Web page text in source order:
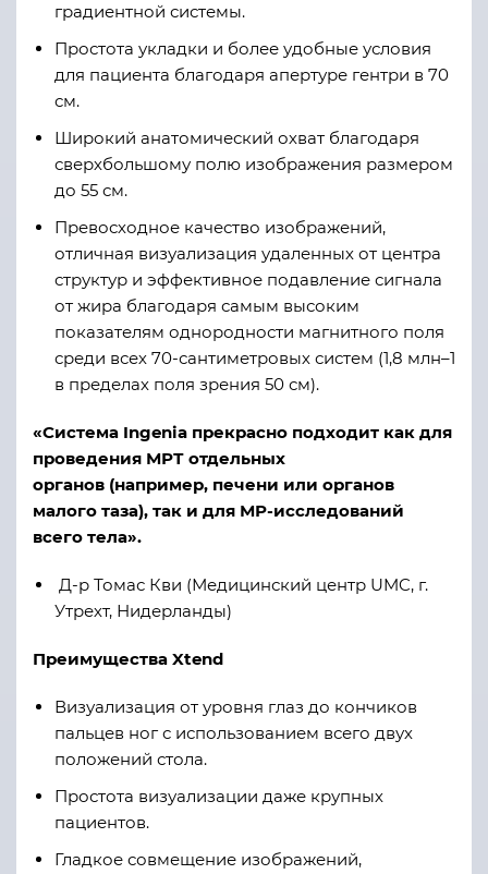
градиентной системы.
Простота укладки и более удобные условия
для пациента благодаря апертуре гентри в 70
см.
Широкий анатомический охват благодаря
сверхбольшому полю изображения размером
до 55 см.
Превосходное качество изображений,
отличная визуализация удаленных от центра
структур и эффективное подавление сигнала
от жира благодаря самым высоким
показателям однородности магнитного поля
среди всех 70-сантиметровых систем (1,8 млн–1
в пределах поля зрения 50 см).
«Система Ingenia прекрасно подходит как для
проведения МРТ отдельных
органов (например, печени или органов
малого таза), так и для МР-исследований
всего тела».
Д-р Томас Кви (Медицинский центр UMC, г.
Утрехт, Нидерланды)
Преимущества Xtend
Визуализация от уровня глаз до кончиков
пальцев ног с использованием всего двух
положений стола.
Простота визуализации даже крупных
пациентов.
Гладкое совмещение изображений,